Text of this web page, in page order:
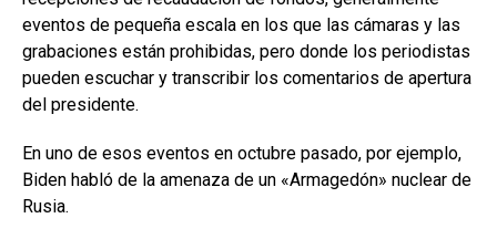
eventos de pequeña escala en los que las cámaras y las
grabaciones están prohibidas, pero donde los periodistas
pueden escuchar y transcribir los comentarios de apertura
del presidente.
En uno de esos eventos en octubre pasado, por ejemplo,
Biden habló de la amenaza de un «Armagedón» nuclear de
Rusia.